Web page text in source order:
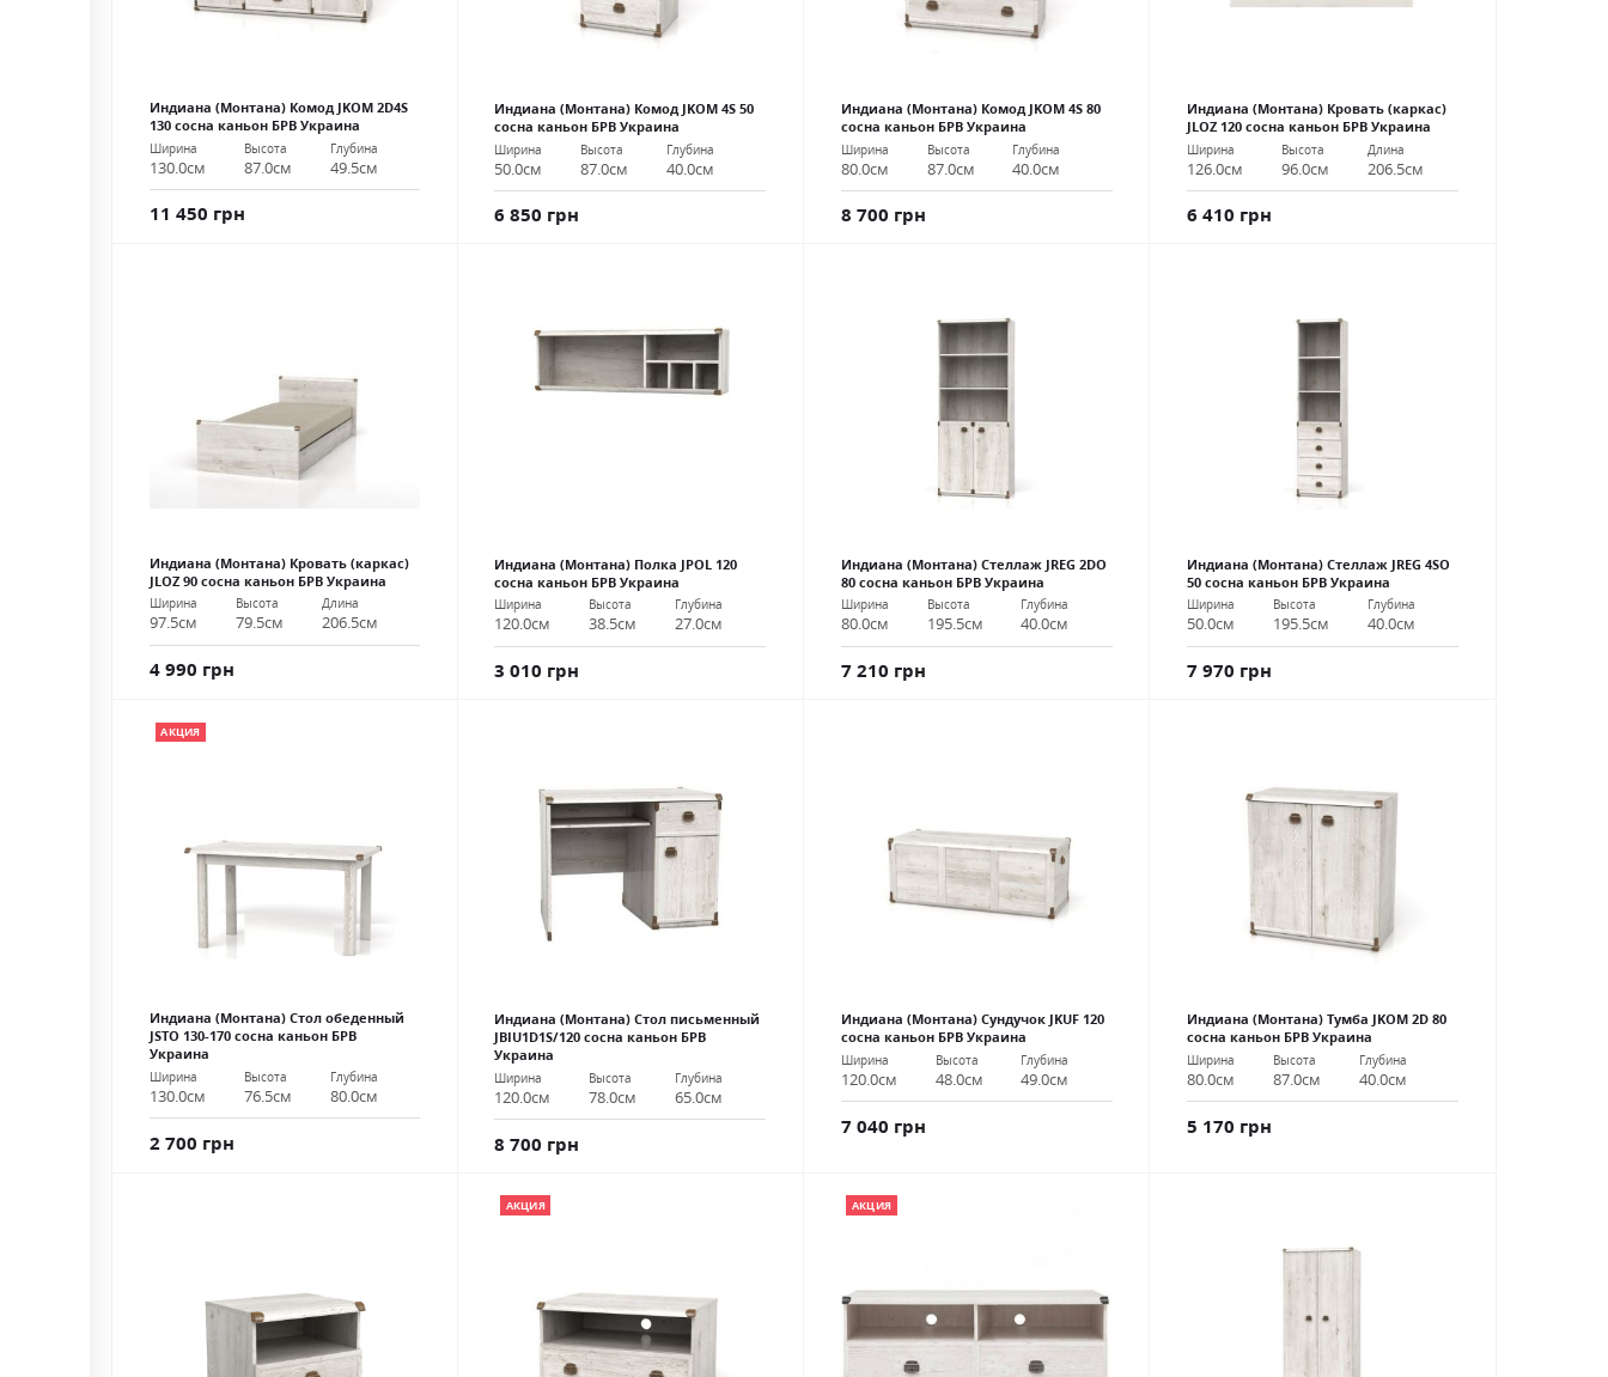
Индиана (Монтана) Комод JKOM 2D4S
130 сосна каньон БРВ Украина
Ширина
130.0см
Высота
87.0см
Глубина
49.5см
11 450 грн
Индиана (Монтана) Комод JKOM 4S 50
сосна каньон БРВ Украина
Ширина
50.0см
Высота
87.0см
Глубина
40.0см
6 850 грн
Индиана (Монтана) Комод JKOM 4S 80
сосна каньон БРВ Украина
Ширина
80.0см
Высота
87.0см
Глубина
40.0см
8 700 грн
Индиана (Монтана) Кровать (каркас)
JLOZ 120 сосна каньон БРВ Украина
Ширина
126.0см
Высота
96.0см
Длина
206.5см
6 410 грн
Индиана (Монтана) Кровать (каркас)
JLOZ 90 сосна каньон БРВ Украина
Ширина
97.5см
Высота
79.5см
Длина
206.5см
4 990 грн
Индиана (Монтана) Полка JPOL 120
сосна каньон БРВ Украина
Ширина
120.0см
Высота
38.5см
Глубина
27.0см
3 010 грн
Индиана (Монтана) Стеллаж JREG 2DO
80 сосна каньон БРВ Украина
Ширина
80.0см
Высота
195.5см
Глубина
40.0см
7 210 грн
Индиана (Монтана) Стеллаж JREG 4SO
50 сосна каньон БРВ Украина
Ширина
50.0см
Высота
195.5см
Глубина
40.0см
7 970 грн
АКЦИЯ
Индиана (Монтана) Стол обеденный
JSTO 130-170 сосна каньон БРВ
Украина
Ширина
130.0см
Высота
76.5см
Глубина
80.0см
2 700 грн
Индиана (Монтана) Стол письменный
JBIU1D1S/120 сосна каньон БРВ
Украина
Ширина
120.0см
Высота
78.0см
Глубина
65.0см
8 700 грн
Индиана (Монтана) Сундучок JKUF 120
сосна каньон БРВ Украина
Ширина
120.0см
Высота
48.0см
Глубина
49.0см
7 040 грн
Индиана (Монтана) Тумба JKOM 2D 80
сосна каньон БРВ Украина
Ширина
80.0см
Высота
87.0см
Глубина
40.0см
5 170 грн
АКЦИЯ АКЦИЯ